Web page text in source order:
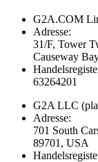
G2A.COM
Adresse:
31/F, Tower
Causeway
63264201
G2A LLC
Adresse:
701 South
89701, USA